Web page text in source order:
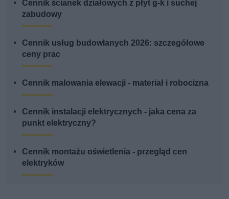
Cennik ścianek działowych z płyt g-k i suchej
zabudowy
Cennik usług budowlanych 2026: szczegółowe
ceny prac
Cennik malowania elewacji - materiał i robocizna
Cennik instalacji elektrycznych - jaka cena za
punkt elektryczny?
Cennik montażu oświetlenia - przegląd cen
elektryków